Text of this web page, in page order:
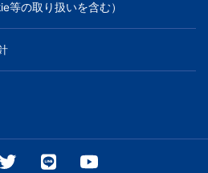
等の取り扱いを含む）